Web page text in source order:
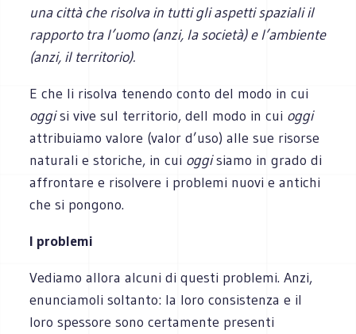
una città che risolva in tutti gli aspetti spaziali il
rapporto tra l’uomo (anzi, la società) e l’ambiente
(anzi, il territorio).
E che li risolva tenendo conto del modo in cui
oggisi vive sul territorio, dell modo in cui oggi
attribuiamo valore (valor d’uso) alle sue risorse
naturali e storiche, in cui oggisiamo in grado di
affrontare e risolvere i problemi nuovi e antichi
che si pongono.
I problemi
Vediamo allora alcuni di questi problemi. Anzi,
enunciamoli soltanto: la loro consistenza e il
loro spessore sono certamente presenti